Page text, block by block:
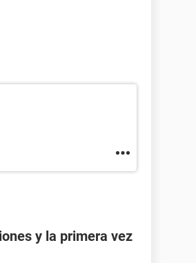
y la primera vez